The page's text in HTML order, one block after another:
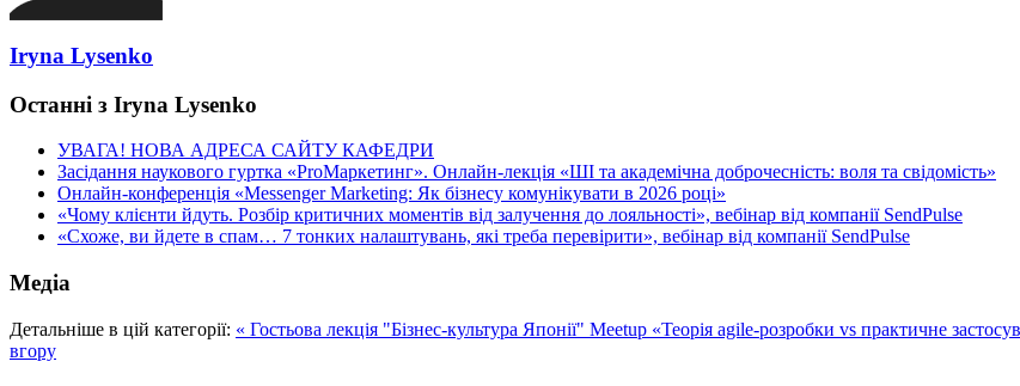
Iryna Lysenko
Останні з Iryna Lysenko
УВАГА! НОВА АДРЕСА САЙТУ КАФЕДРИ
Засідання наукового гуртка «ProМаркетинг». Онлайн-лекція «ШІ та академічна доброчесність: воля та свідомість»
Онлайн-конференція «Messenger Marketing: Як бізнесу комунікувати в 2026 році»
«Чому клієнти йдуть. Розбір критичних моментів від залучення до лояльності», вебінар від компанії SendPulse
«Схоже, ви йдете в спам… 7 тонких налаштувань, які треба перевірити», вебінар від компанії SendPulse
Медіа
Детальніше в цій категорії: « Гостьова лекція "Бізнес-культура Японії" Meetup «Теорія agile-розробки vs практичне
вгору